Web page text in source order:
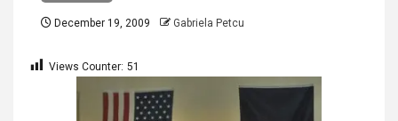
December 19, 2009 Gabriela Petcu
Views Counter: 51